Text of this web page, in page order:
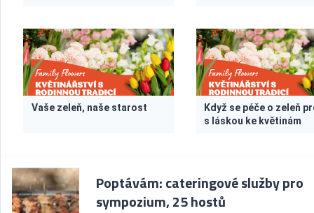
Vaše zeleň, naše starost
Když se péče o zeleň
s láskou ke květinám
Poptávám: cateringové služby pro
sympozium, 25 hostů